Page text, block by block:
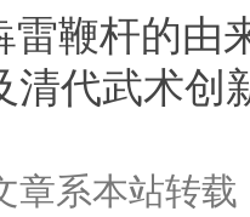
雷鞭杆的由
清代武术创
章系本站转